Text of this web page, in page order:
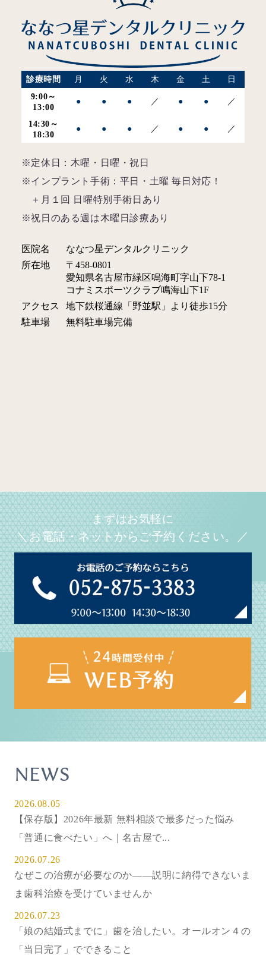
診療時間 月 火 水 木 金 土
日
9:00～
13:00
● ● ● ／ ● ● ／
14:30～
18:30
● ● ● ／ ● ● ／
※定休日：木曜・日曜・祝日
※インプラント手術：平日・土曜 毎日対応！
＋月１回 日曜特別手術日あり
※祝日のある週は木曜日診療あり
医院名
ななつ星デンタルクリニック
所在地
〒458-0801
愛知県名古屋市緑区鳴海町字山下78-1
コナミスポーツクラブ鳴海山下1F
アクセス
地下鉄桜通線「野並駅」より徒歩15分
駐車場
無料駐車場完備
まずはお気軽に
＼お電話・ネットからご予約ください。／
NEWS
2026.08.05
【保存版】2026年最新 無料相談で最多だった悩み
「普通に食べたい」へ｜名古屋で...
2026.07.26
なぜこの治療が必要なのか——説明に納得できないま
ま歯科治療を受けていませんか
2026.07.23
「娘の結婚式までに」歯を治したい。オールオン４の
「当日完了」でできること